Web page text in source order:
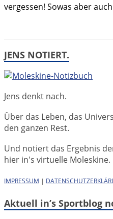
vergessen! Sowas aber
JENS NOTIERT.
Jens denkt nach.
Über das Leben, das
den ganzen Rest.
Und notiert das Ergebnis
hier in's virtuelle Moleskine.
IMPRESSUM |
Aktuell in’s Sportblog